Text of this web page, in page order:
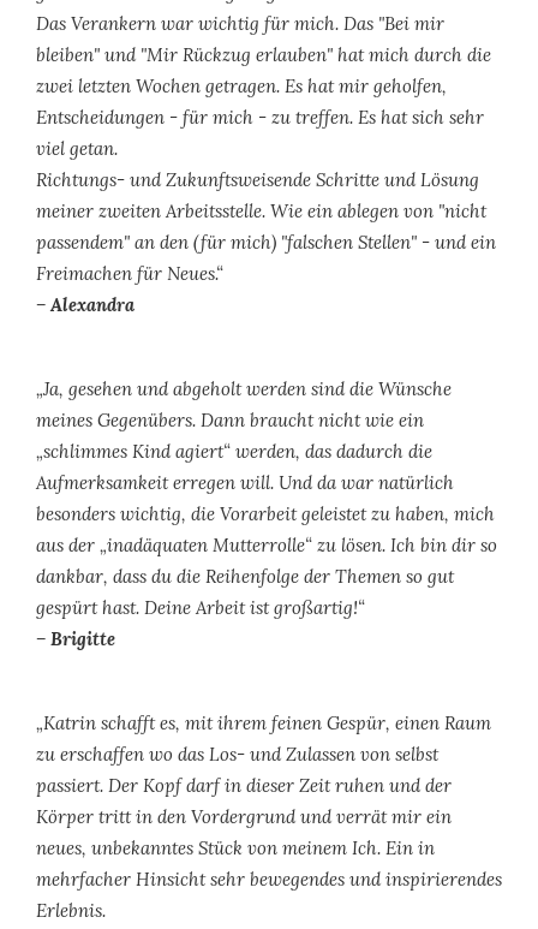
Das Verankern war wichtig für mich. Das "Bei mir
bleiben" und "Mir Rückzug erlauben" hat mich durch die
zwei letzten Wochen getragen. Es hat mir geholfen,
Entscheidungen - für mich - zu treffen. Es hat sich sehr
viel getan.
Richtungs- und Zukunftsweisende Schritte und Lösung
meiner zweiten Arbeitsstelle. Wie ein ablegen von "nicht
passendem" an den (für mich) "falschen Stellen" - und ein
Freimachen für Neues.“
– Alexandra
„Ja, gesehen und abgeholt werden sind die Wünsche
meines Gegenübers. Dann braucht nicht wie ein
„schlimmes Kind agiert“ werden, das dadurch die
Aufmerksamkeit erregen will. Und da war natürlich
besonders wichtig, die Vorarbeit geleistet zu haben, mich
aus der „inadäquaten Mutterrolle“ zu lösen. Ich bin dir so
dankbar, dass du die Reihenfolge der Themen so gut
gespürt hast. Deine Arbeit ist großartig!“
– Brigitte
„Katrin schafft es, mit ihrem feinen Gespür, einen Raum
zu erschaffen wo das Los- und Zulassen von selbst
passiert. Der Kopf darf in dieser Zeit ruhen und der
Körper tritt in den Vordergrund und verrät mir ein
neues, unbekanntes Stück von meinem Ich. Ein in
mehrfacher Hinsicht sehr bewegendes und inspirierendes
Erlebnis.